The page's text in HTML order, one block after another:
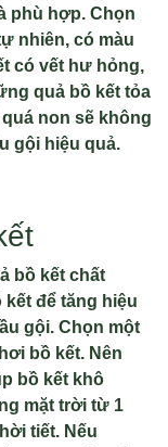
phù hợp. Chọn
nhiên, có màu
có vết hư hỏng,
quả bồ kết tỏa
non sẽ không
gội hiệu quả.
bồ kết chất
để tăng hiệu
gội. Chọn một
bồ kết. Nên
bồ kết khô
mặt trời từ 1
tiết. Nếu